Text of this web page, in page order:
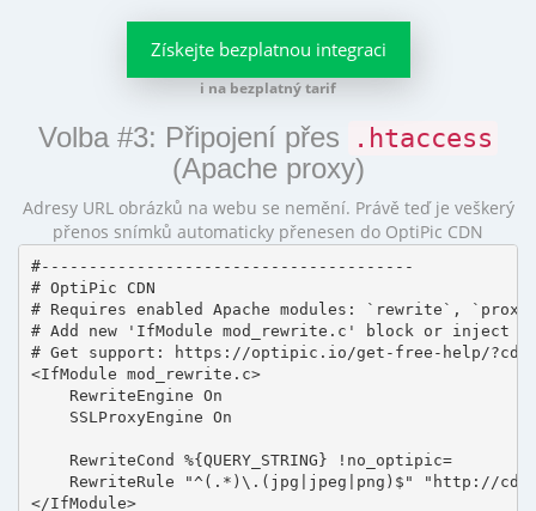
Získejte bezplatnou integraci
i na bezplatný tarif
Volba #3: Připojení přes .htaccess
(Apache proxy)
Adresy URL obrázků na webu se nemění. Právě teď je veškerý
přenos snímků automaticky přenesen do OptiPic CDN
#---------------------------------------
# OptiPic CDN
# Requires enabled Apache modules: `rewrite`,
# Add new 'IfModule mod_rewrite.c' block or inject
# Get support: https://optipic.io/get-free-help/
<IfModule mod_rewrite.c>
    RewriteEngine On
    SSLProxyEngine On
    RewriteCond %{QUERY_STRING} !no_optipic=
RewriteRule "^(.*)\.(jpg|jpeg|png)$" "http://
</IfModule>